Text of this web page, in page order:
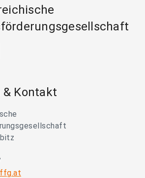
Kontakt